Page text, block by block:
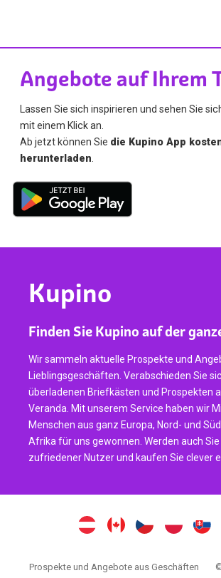
Angebote auf Ihrem
Lassen Sie sich inspirieren und sehen Sie
mit einem Klick an.
Ab jetzt können Sie die Kupino App
herunterladen
Kupino
Finden Sie Kupino auf der
Wir sammeln aktuelle Prospekte und
Lieblingsgeschäften. Verabschieden Sie
überladenen Briefkästen und Prospekten
Veranda. Mit unserem Service haben wir
Menschen aus ganz Europa, Nord- und
Afrika für uns gewonnen. Werden auch Sie
zufriedener Nutzer und kaufen Sie clever
Prospekte und Angebote aus Geschäften